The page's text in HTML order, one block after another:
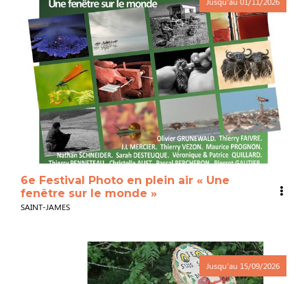
6e Festival Photo en plein air « Une
fenêtre sur le monde »
SAINT-JAMES
Jusqu'au 15/09/2026